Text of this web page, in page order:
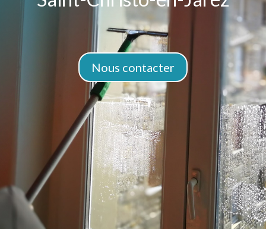
Nous contacter